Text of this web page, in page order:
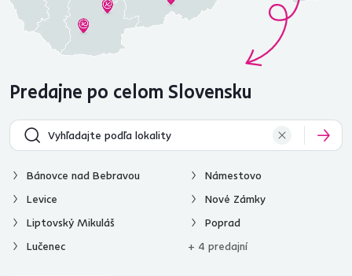
Predajne po celom Slovensku
Bánovce nad Bebravou
Levice
Liptovský Mikuláš
Lučenec
Námestovo
Nové Zámky
Poprad
+ 4 predajní